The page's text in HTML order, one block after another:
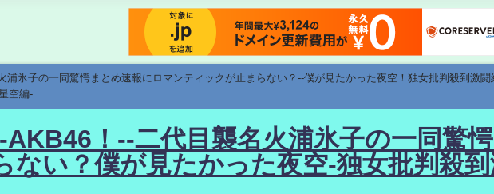
浦氷子の一同驚愕まとめ速報にロマンティックが止まらない？--僕が見たかった夜空！独女批判殺到激
空編-
！--二代目襲名火浦氷子の一同驚
ない？僕が見たかった夜空-独女批判殺